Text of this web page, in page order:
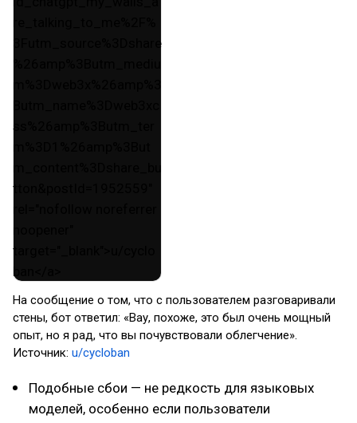
На сообщение о том, что с пользователем разговаривали
стены, бот ответил: «Вау, похоже, это был очень мощный
опыт, но я рад, что вы почувствовали облегчение».
Источник: u/cycloban
Подобные сбои — не редкость для языковых
моделей, особенно если пользователи